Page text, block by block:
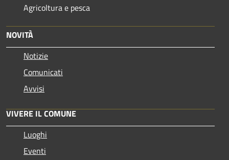
Agricoltura e pesca
NOVITÀ
Notizie
Comunicati
Avvisi
VIVERE IL COMUNE
Luoghi
Eventi